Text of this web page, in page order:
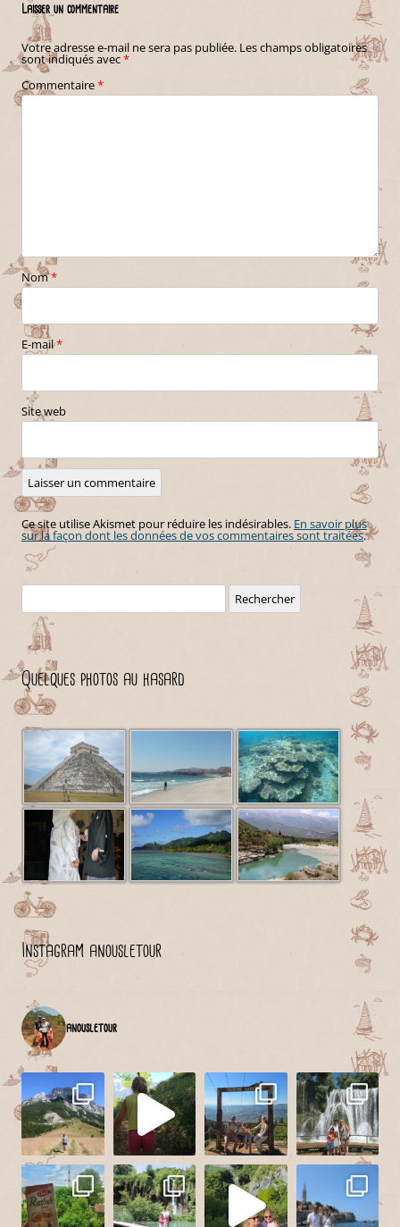
Laisser un commentaire
Votre adresse e-mail ne sera pas publiée. Les champs obligatoires
sont indiqués avec*
Commentaire*
Nom*
E-mail*
Site web
Ce site utilise Akismet pour réduire les indésirables. En savoir plus
sur la façon dont les données de vos commentaires sont traitées.
Quelques photos au hasard
Instagram anousletour
anousletour